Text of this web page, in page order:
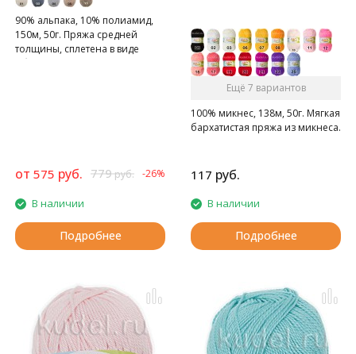
90% альпака, 10% полиамид,
150м, 50г. Пряжа средней
толщины, сплетена в виде
объемной цепочки/косы.
от 575 руб. 779руб. -26%
В наличии
Подробнее
Ещё 7 вариантов
100% микнес, 138м, 50г. Мягкая
бархатистая пряжа из микнеса.
117 руб.
В наличии
Подробнее